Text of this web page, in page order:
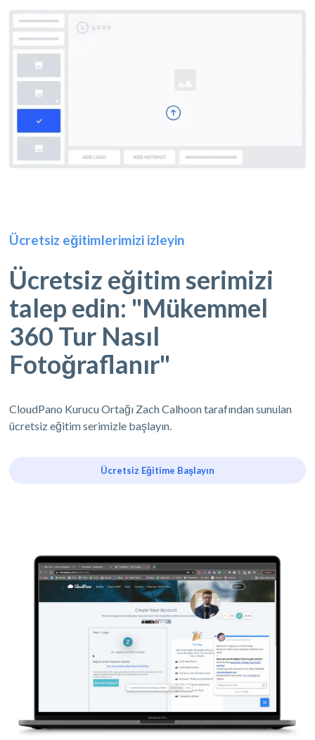
Ücretsiz eğitimlerimizi izleyin
Ücretsiz eğitim serimizi
talep edin: "Mükemmel
360 Tur Nasıl
Fotoğraflanır"
CloudPano Kurucu Ortağı Zach Calhoon tarafından sunulan
ücretsiz eğitim serimizle başlayın.
Ücretsiz Eğitime Başlayın